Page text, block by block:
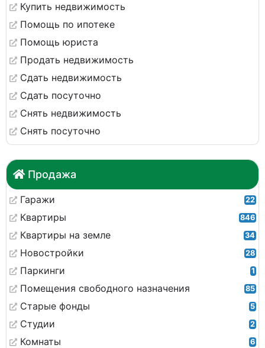
Купить недвижимость
Помощь по ипотеке
Помощь юриста
Продать недвижимость
Сдать недвижимость
Сдать посуточно
Снять недвижимость
Снять посуточно
Продажа
Гаражи 22
Квартиры 846
Квартиры на земле 34
Новостройки 28
Паркинги 1
Помещения свободного назначения 85
Старые фонды 5
Студии 2
Комнаты 6